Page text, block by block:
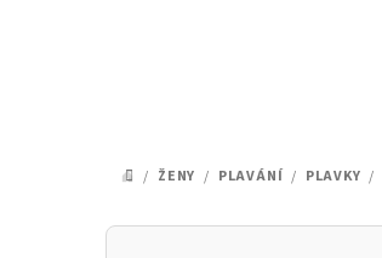
DOMŮ
/ ŽENY / PLAVÁNÍ / PLAVKY /
P